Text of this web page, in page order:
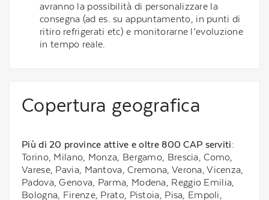
avranno la possibilità di personalizzare la
consegna (ad es. su appuntamento, in punti di
ritiro refrigerati etc) e monitorarne l’evoluzione
in tempo reale.
Copertura geografica
Più di 20 province attive e oltre 800 CAP serviti:
Torino, Milano, Monza, Bergamo, Brescia, Como,
Varese, Pavia, Mantova, Cremona, Verona, Vicenza,
Padova, Genova, Parma, Modena, Reggio Emilia,
Bologna, Firenze, Prato, Pistoia, Pisa, Empoli,